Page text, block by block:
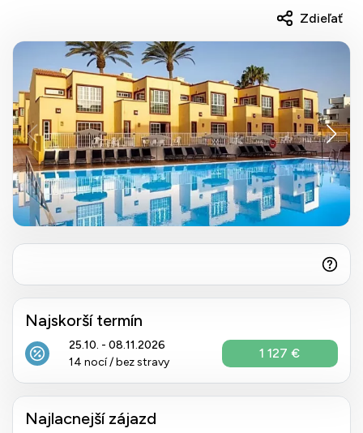
Zdieľať
Najskorší termín
25.10. - 08.11.2026
14 nocí / bez stravy
1 127 €
Najlacnejší zájazd